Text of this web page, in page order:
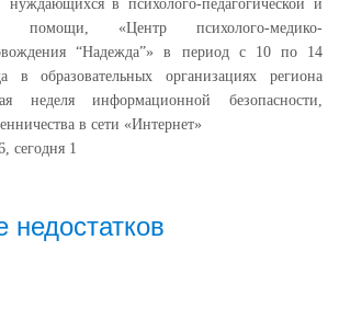
нуждающихся в психолого-педагогической и
помощи, «Центр психолого-медико-
“Надежда”» в период с 10 по 14
в образовательных организациях региона
неделя информационной безопасности,
в сети «Интернет»
, сегодня 1
недостатков